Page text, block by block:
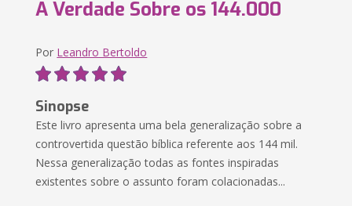
A Verdade Sobre os 144.000
Por Leandro Bertoldo
Sinopse
Este livro apresenta uma bela generalização sobre a
controvertida questão bíblica referente aos 144 mil.
Nessa generalização todas as fontes inspiradas
existentes sobre o assunto foram colacionadas...